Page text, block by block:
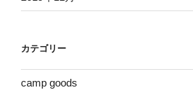
カテゴリー
camp goods